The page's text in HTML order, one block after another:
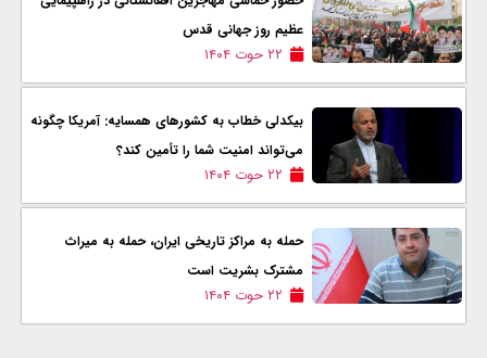
عظیم روز جهانی قدس
۲۲ حوت ۱۴۰۴
بیکدلی خطاب به کشورهای همسایه: آمریکا چگونه
می‌تواند امنیت شما را تأمین کند؟
۲۲ حوت ۱۴۰۴
حمله‌ به مراکز تاریخی ایران، حمله به میراث
مشترک بشریت است
۲۲ حوت ۱۴۰۴